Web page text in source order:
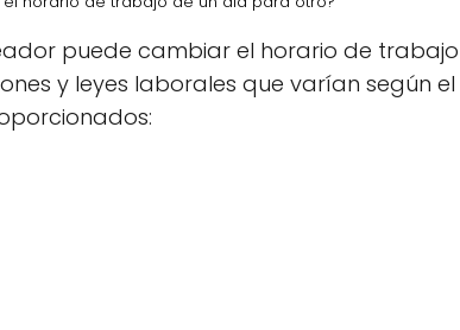
puede cambiar el horario de
y leyes laborales que varían según